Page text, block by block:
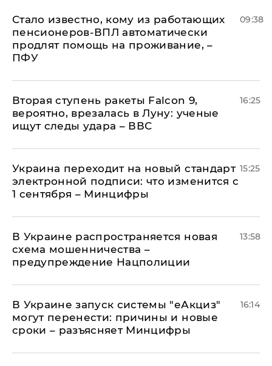
Стало известно, кому из работающих
пенсионеров-ВПЛ автоматически
продлят помощь на проживание, –
ПФУ
09:38
Вторая ступень ракеты Falcon 9,
вероятно, врезалась в Луну: ученые
ищут следы удара – ВВС
16:25
Украина переходит на новый стандарт
электронной подписи: что изменится с
1 сентября – Минцифры
15:25
В Украине распространяется новая
схема мошенничества –
предупреждение Нацполиции
13:58
В Украине запуск системы "еАкциз"
могут перенести: причины и новые
сроки – разъясняет Минцифры
16:14